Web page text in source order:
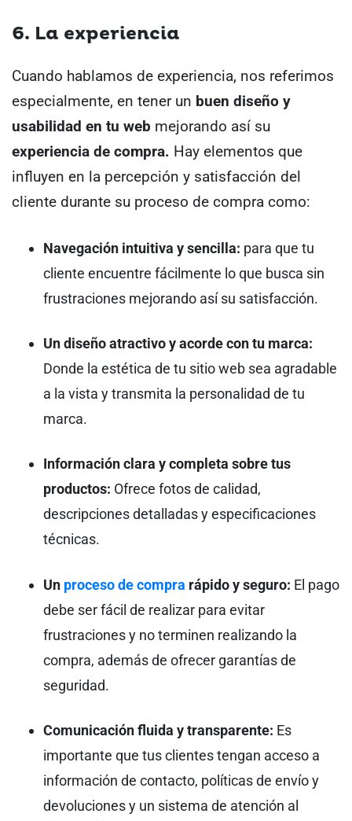
6. La experiencia
Cuando hablamos de experiencia, nos referimos
especialmente, en tener un buen diseño y
usabilidad en tu web mejorando así su
experiencia de compra. Hay elementos que
influyen en la percepción y satisfacción del
cliente durante su proceso de compra como:
Navegación intuitiva y sencilla: para que tu
cliente encuentre fácilmente lo que busca sin
frustraciones mejorando así su satisfacción.
Un diseño atractivo y acorde con tu marca:
Donde la estética de tu sitio web sea agradable
a la vista y transmita la personalidad de tu
marca.
Información clara y completa sobre tus
productos: Ofrece fotos de calidad,
descripciones detalladas y especificaciones
técnicas.
Un proceso de compra rápido y seguro: El pago
debe ser fácil de realizar para evitar
frustraciones y no terminen realizando la
compra, además de ofrecer garantías de
seguridad.
Comunicación fluida y transparente: Es
importante que tus clientes tengan acceso a
información de contacto, políticas de envío y
devoluciones y un sistema de atención al